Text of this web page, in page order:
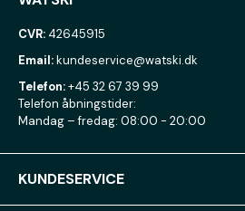
CVR: 42645915
Email:kundeservice@watski.dk
Telefon:+45 32 67 39 99
Telefon åbningstider:
Mandag – fredag: 08:00 - 20:00
KUNDESERVICE